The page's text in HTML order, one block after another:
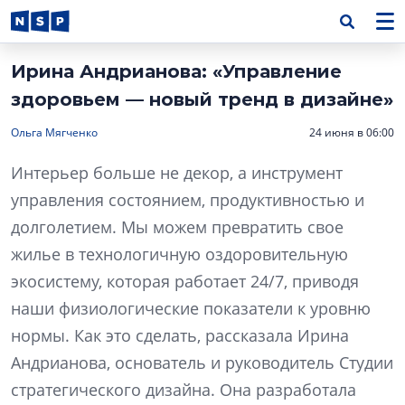
Ирина Андрианова: «Управление
здоровьем — новый тренд в дизайне»
Ольга Мягченко 24 июня в 06:00
Интерьер больше не декор, а инструмент
управления состоянием, продуктивностью и
долголетием. Мы можем превратить свое
жилье в технологичную оздоровительную
экосистему, которая работает 24/7, приводя
наши физиологические показатели к уровню
нормы. Как это сделать, рассказала Ирина
Андрианова, основатель и руководитель Студии
стратегического дизайна. Она разработала